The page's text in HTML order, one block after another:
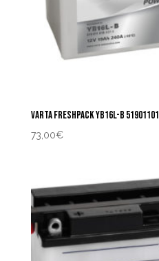
VARTA FRESHPACK YB16L-B
73,00€